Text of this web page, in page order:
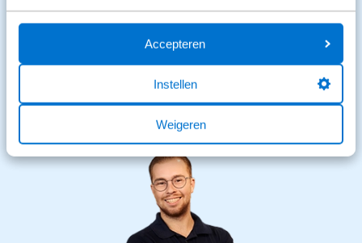
Accepteren
Instellen
Weigeren
Stuur een bericht
Stuur een WhatsApp
Vandaag open tot 18:00